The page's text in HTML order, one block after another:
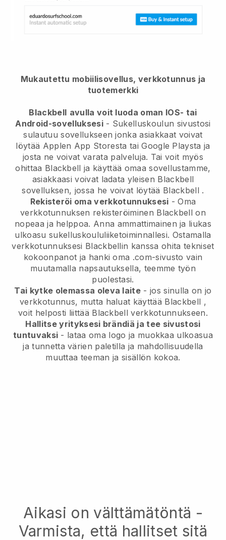
Mukautettu mobiilisovellus, verkkotunnus ja
tuotemerkki
Blackbell avulla voit luoda oman IOS- tai
Android-sovelluksesi- Sukelluskoulun sivustosi
sulautuu sovellukseen jonka asiakkaat voivat
löytää Applen App Storesta tai Google Playsta ja
josta ne voivat varata palveluja. Tai voit myös
ohittaa Blackbell ja käyttää omaa sovellustamme,
asiakkaasi voivat ladata yleisen Blackbell
sovelluksen, jossa he voivat löytää Blackbell .
Rekisteröi oma verkkotunnuksesi - Oma
verkkotunnuksen rekisteröiminen Blackbell on
nopeaa ja helppoa. Anna ammattimainen ja liukas
ulkoasu sukelluskoululiiketoiminnallesi. Ostamalla
verkkotunnuksesi Blackbellin kanssa ohita tekniset
kokoonpanot ja hanki oma .com-sivusto vain
muutamalla napsautuksella, teemme työn
puolestasi.
Tai kytke olemassa oleva laite - jos sinulla on jo
verkkotunnus, mutta haluat käyttää Blackbell ,
voit helposti liittää Blackbell verkkotunnukseen.
Hallitse yrityksesi brändiä ja tee sivustosi
tuntuvaksi - lataa oma logo ja muokkaa ulkoasua
ja tunnetta värien paletilla ja mahdollisuudella
muuttaa teeman ja sisällön kokoa.
Aikasi on välttämätöntä -
Varmista, että hallitset sitä